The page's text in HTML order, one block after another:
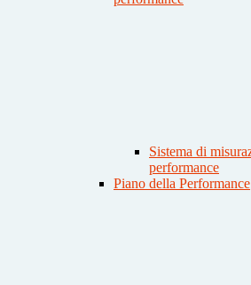
Sistema di
performance
Piano della Performance